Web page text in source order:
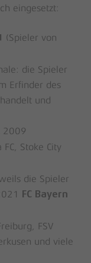
eingesetzt:
(Spieler von
die Spieler
Erfinder des
und
2009
FC, Stoke City
die Spieler
FC Bayern
FSV
und viele